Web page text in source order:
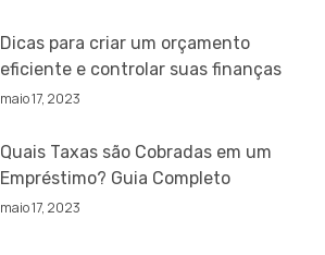
Dicas para criar um orçamento
eficiente e controlar suas finanças
maio 17, 2023
Quais Taxas são Cobradas em um
Empréstimo? Guia Completo
maio 17, 2023